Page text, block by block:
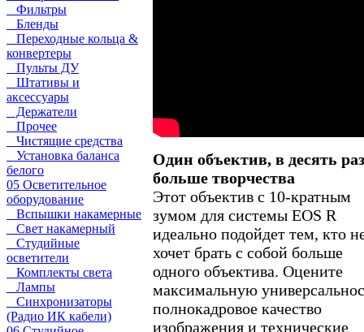
Фильтры
Бленды
Переходные кольца &
конвертеры
Пульты ДУ
Штативы и
аксессуары
Держатели
Прочее
Чистящие средства
Установка баланса
белого
05 Осветительное
оборудование
Вспышки накамерные
Свет накамерный
Студийные
осветители
Комплекты света
Лампы
Синхронизаторы
(Радио ИК кабели)
Один объектив, в десять раз
больше творчества
Этот объектив с 10-кратным
зумом для системы EOS R
идеально подойдет тем, кто
хочет брать с собой больше
одного объектива. Оцените
максимальную
полнокадровое качество
изображения и технические